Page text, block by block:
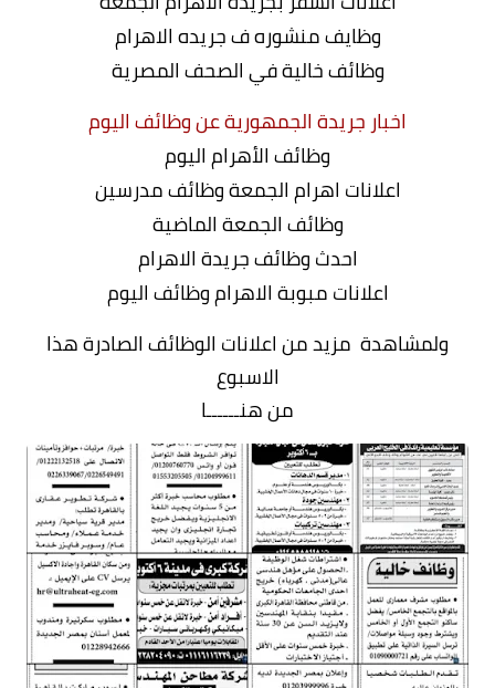
وظايف منشوره ف جريده الاهرام
وظائف خالية في الصحف المصرية
اخبار جريدة الجمهورية عن وظائف اليوم
وظائف الأهرام اليوم
اعلانات اهرام الجمعة وظائف مدرسين
وظائف الجمعة الماضية
احدث وظائف جريدة الاهرام
اعلانات مبوبة الاهرام وظائف اليوم
ولمشاهدة مزيد من اعلانات الوظائف الصادرة هذا
الاسبوع
من هنــــــا